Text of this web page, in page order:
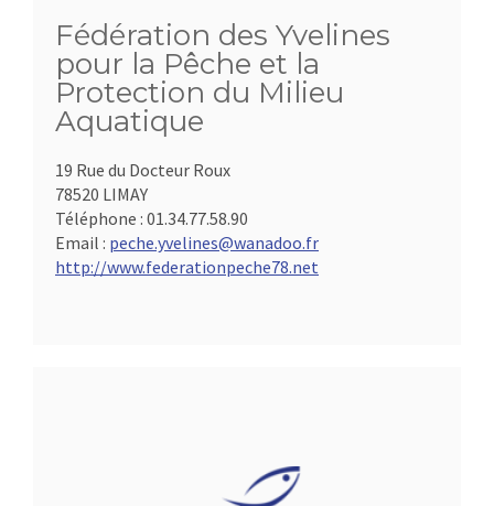
Fédération des Yvelines
pour la Pêche et la
Protection du Milieu
Aquatique
19 Rue du Docteur Roux
78520 LIMAY
Téléphone : 01.34.77.58.90
Email : peche.yvelines@wanadoo.fr
http://www.federationpeche78.net